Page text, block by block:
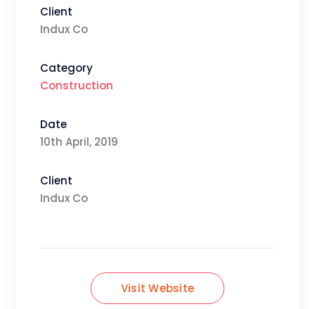
Client
Indux Co
Category
Construction
Date
10th April, 2019
Client
Indux Co
Visit Website